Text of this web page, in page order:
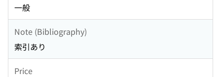
一般
Note (Bibliography)
索引あり
Price